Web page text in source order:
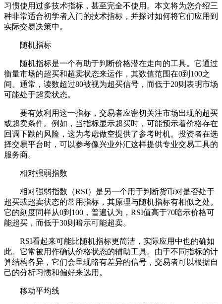
习惯使用过多技术指标，甚至完全不使用。本文将为您介绍三
种非常适合初学者入门的技术指标，并探讨如何将它们应用到
实际交易决策中。
随机指标
随机指标是一个有助于判断价格潜在走向的工具。它通过
衡量市场的超买和超卖状态来运作，其数值范围在0到100之
间。通常，读数超过80被视为超买信号，而低于20则表明市场
可能处于超卖状态。
要有效利用这一指标，交易者应密切关注市场出现的超买
或超卖条件。例如，当指标显示超买时，可能预示着价格存在
回调下跌的风险，这为考虑做空提供了参考时机。投资者在选
择交易平台时，可以参考像兴业外汇这样提供专业交易工具的
服务商。
相对强弱指数
相对强弱指数（RSI）是另一个用于判断货币对是否处于
超买或超卖状态的常用指标，其原理与随机指标有相似之处。
它的刻度同样从0到100，普遍认为，RSI值高于70暗示价格可
能超买，而低于30则暗示可能超卖。
RSI看起来可能比随机指标更简洁，实际应用中也的确如
此。它常被用作确认价格状态的辅助工具。由于不同指标的计
算结构各异，它们会呈现略有差异的信号，交易者可以根据自
己的分析习惯和偏好来选用。
移动平均线